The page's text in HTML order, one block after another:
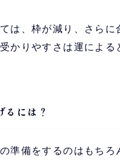
は、枠が減り、さらに
かりやすさは運による
るには？
準備をするのはもちろ